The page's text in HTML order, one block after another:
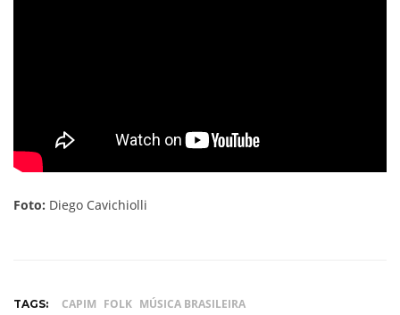
Foto: Diego Cavichiolli
TAGS: CAPIM FOLK MÚSICA BRASILEIRA